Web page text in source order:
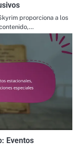
proporciona a los
Eventos